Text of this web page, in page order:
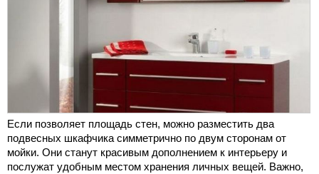
Если позволяет площадь стен, можно разместить два
подвесных шкафчика симметрично по двум сторонам от
мойки. Они станут красивым дополнением к интерьеру и
послужат удобным местом хранения личных вещей. Важно,